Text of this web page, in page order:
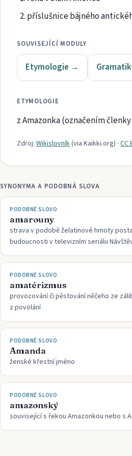
příslušnice bájného
SOUVISEJÍCÍ MODULY
Etymologie →
ETYMOLOGIE
z Amazonka (označením
Zdroj: Wikislovník(via Kaikki.org) · CC
SYNONYMA A PODOBNÁ SLOVA
PODOBNÉ SLOVO
amarouny
strava v podobě želatinové hmoty
budoucnosti v televizním seriálu
PODOBNÉ SLOVO
amatérizmus
provozování či pěstování něčeho ze
z povolání
PODOBNÉ SLOVO
Amanda
ženské křestní jméno
PODOBNÉ SLOVO
amazonský
související s řekou Amazonkou nebo s